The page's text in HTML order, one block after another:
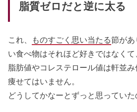
脂質ゼロだと逆に太る
これ、 ものすごく思い当たる節が
い食べ物はそれほど好きではなく
脂肪値やコレステロール値は軒並
痩せてはいません。
どうしてかなーとずっと思ってい